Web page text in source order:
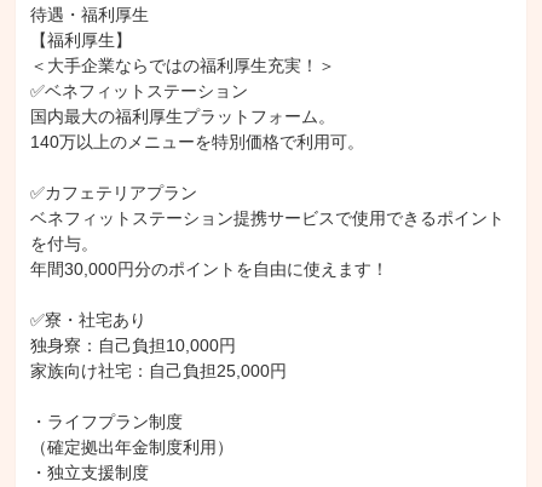
待遇・福利厚生
【福利厚生】
＜大手企業ならではの福利厚生充実！＞
✅ベネフィットステーション
国内最大の福利厚生プラットフォーム。
140万以上のメニューを特別価格で利用可。
✅カフェテリアプラン
ベネフィットステーション提携サービスで使用できるポイント
を付与。
年間30,000円分のポイントを自由に使えます！
✅寮・社宅あり
独身寮：自己負担10,000円
家族向け社宅：自己負担25,000円
・ライフプラン制度
（確定拠出年金制度利用）
・独立支援制度